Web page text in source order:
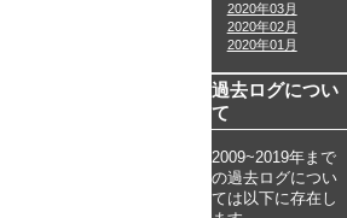
2020年03月
2020年02月
2020年01月
過去ログについ
て
2009~2019年まで
の過去ログについ
ては以下に存在し